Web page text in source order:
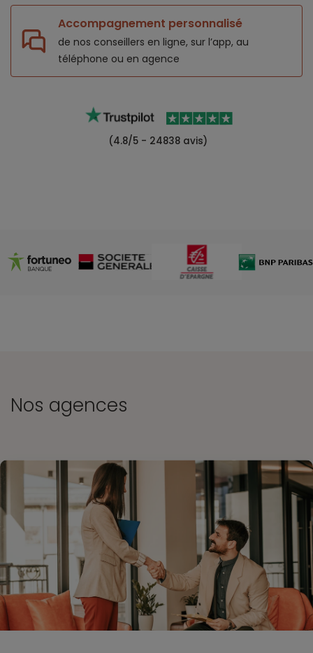
Accompagnement personnalisé
de nos conseillers en ligne, sur l’app, au
téléphone ou en agence
(4.8/5 - 24838 avis)
Nos agences